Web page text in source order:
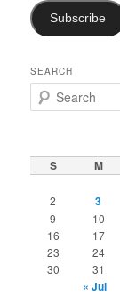
Subscribe
SEARCH
e
c
h
S M
2
3
9
10
16
17
23
24
30
31
« Jul